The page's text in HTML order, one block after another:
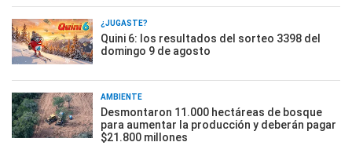
¿JUGASTE?
Quini 6: los resultados del sorteo 3398 del
domingo 9 de agosto
AMBIENTE
Desmontaron 11.000 hectáreas de bosque
para aumentar la producción y deberán pagar
$21.800 millones